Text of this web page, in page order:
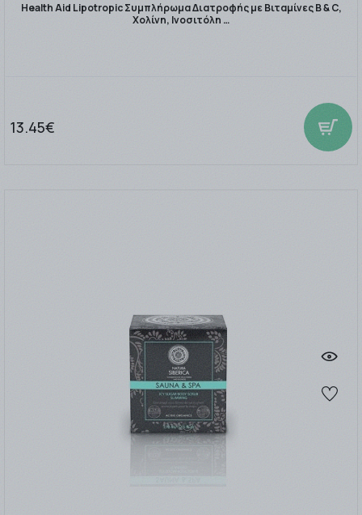
Health Aid Lipotropic Συμπλήρωμα Διατροφής με Βιταμίνες Β & C,
Χολίνη, Ινοσιτόλη …
13.45€